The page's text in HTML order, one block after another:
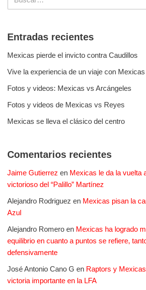
Entradas recientes
Mexicas pierde el invicto contra Caudillos
Vive la experiencia de un viaje con Mexicas
Fotos y videos: Mexicas vs Arcángeles
Fotos y videos de Mexicas vs Reyes
Mexicas se lleva el clásico del centro
Comentarios recientes
Jaime Gutierrez en Mexicas le da la vuelta
victorioso del “Palillo” Martínez
Alejandro Rodriguez en Mexicas pisan la
Azul
Alejandro Romero en Mexicas ha logrado
equilibrio en cuanto a puntos se refiere,
defensivamente
José Antonio Cano G en Raptors y
victoria importante en la LFA